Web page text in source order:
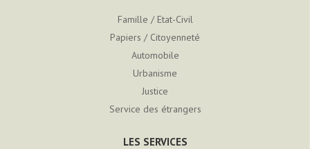
Famille / Etat-Civil
Papiers / Citoyenneté
Automobile
Urbanisme
Justice
Service des étrangers
LES SERVICES